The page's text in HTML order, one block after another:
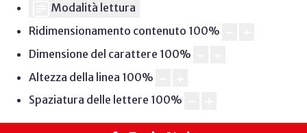
Modalità lettura
Ridimensionamento contenuto 100%
Dimensione del carattere 100%
Altezza della linea 100%
Spaziatura delle lettere 100%